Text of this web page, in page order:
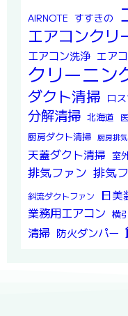
AIRNOTE すすきの
エアコンクリ
エアコン洗浄 エア
クリーニン
ダクト清掃 ロ
分解清掃 北海道
厨房ダクト清掃 厨房排
天蓋ダクト清掃 室
排気ファン 排気
斜流ダクトファン 日美
業務用エアコン 横
清掃 防火ダンパー